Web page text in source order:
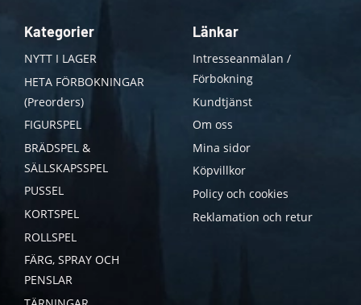
Kategorier
NYTT I LAGER
HETA FÖRBOKNINGAR
(Preorders)
FIGURSPEL
BRÄDSPEL &
SÄLLSKAPSSPEL
PUSSEL
KORTSPEL
ROLLSPEL
FÄRG, SPRAY OCH
PENSLAR
Länkar
Intresseanmälan /
Förbokning
Kundtjänst
Om oss
Mina sidor
Köpvillkor
Policy och cookies
Reklamation och retur